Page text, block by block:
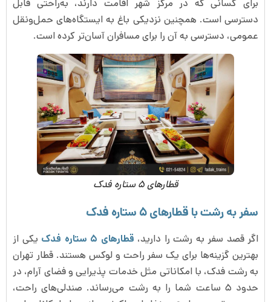
برای کسانی که در مرکز شهر اقامت دارند، به‌راحتی قابل
دسترسی است. همچنین نزدیکی باغ به ایستگاه‌های حمل‌ونقل
عمومی، دسترسی به آن را برای مسافران آسان‌تر کرده است.
قطارهای ۵ ستاره فدک
سفر به رشت با قطارهای ۵ ستاره فدک
اگر قصد سفر به رشت را دارید، قطارهای ۵ ستاره فدک
یکی از
بهترین گزینه‌ها برای یک سفر راحت و لوکس هستند. قطار تهران
به رشت فدک، با امکاناتی مثل خدمات پذیرایی و فضای آرام، در
حدود ۵ ساعت شما را به رشت می‌رساند. صندلی‌های راحت،